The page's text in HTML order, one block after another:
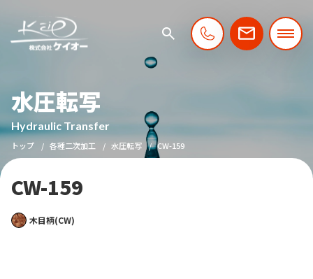
水圧転写
Hydraulic Transfer
トップ 各種二次加工 水圧転写 CW-159
CW-159
木目柄(CW)